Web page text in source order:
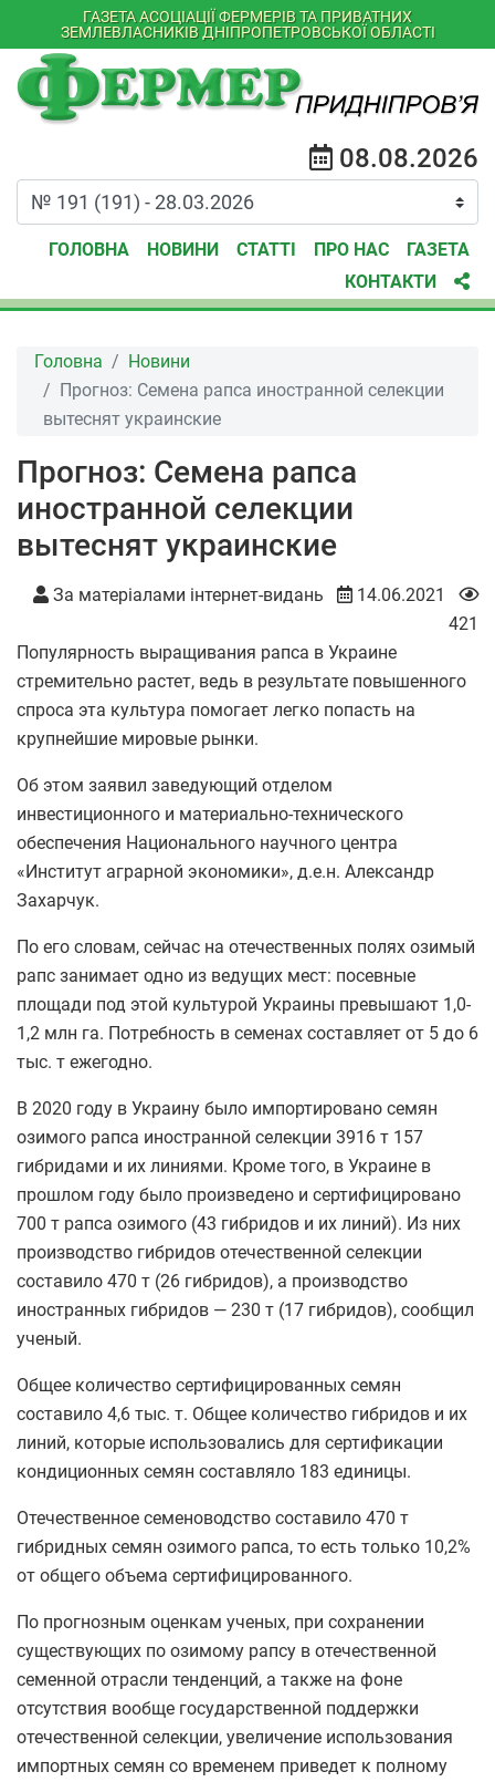
ГАЗЕТА АСОЦІАЦІЇ ФЕРМЕРІВ ТА ПРИВАТНИХ
ЗЕМЛЕВЛАСНИКІВ ДНІПРОПЕТРОВСЬКОЇ ОБЛАСТІ
08.08.2026
ГОЛОВНА НОВИНИ СТАТТІ ПРО НАС
ГАЗЕТА
КОНТАКТИ
Головна
Новини
Прогноз: Семена рапса иностранной селекции
вытеснят украинские
Прогноз: Семена рапса
иностранной селекции
вытеснят украинские
За матеріалами інтернет-видань
14.06.2021
421
Популярность выращивания рапса в Украине
стремительно растет, ведь в результате повышенного
спроса эта культура помогает легко попасть на
крупнейшие мировые рынки.
Об этом заявил заведующий отделом
инвестиционного и материально-технического
обеспечения Национального научного центра
«Институт аграрной экономики», д.е.н. Александр
Захарчук.
По его словам, сейчас на отечественных полях озимый
рапс занимает одно из ведущих мест: посевные
площади под этой культурой Украины превышают 1,0-
1,2 млн га. Потребность в семенах составляет от 5 до 6
тыс. т ежегодно.
В 2020 году в Украину было импортировано семян
озимого рапса иностранной селекции 3916 т 157
гибридами и их линиями. Кроме того, в Украине в
прошлом году было произведено и сертифицировано
700 т рапса озимого (43 гибридов и их линий). Из них
производство гибридов отечественной селекции
составило 470 т (26 гибридов), а производство
иностранных гибридов — 230 т (17 гибридов), сообщил
ученый.
Общее количество сертифицированных семян
составило 4,6 тыс. т. Общее количество гибридов и их
линий, которые использовались для сертификации
кондиционных семян составляло 183 единицы.
Отечественное семеноводство составило 470 т
гибридных семян озимого рапса, то есть только 10,2%
от общего объема сертифицированного.
По прогнозным оценкам ученых, при сохранении
существующих по озимому рапсу в отечественной
семенной отрасли тенденций, а также на фоне
отсутствия вообще государственной поддержки
отечественной селекции, увеличение использования
импортных семян со временем приведет к полному